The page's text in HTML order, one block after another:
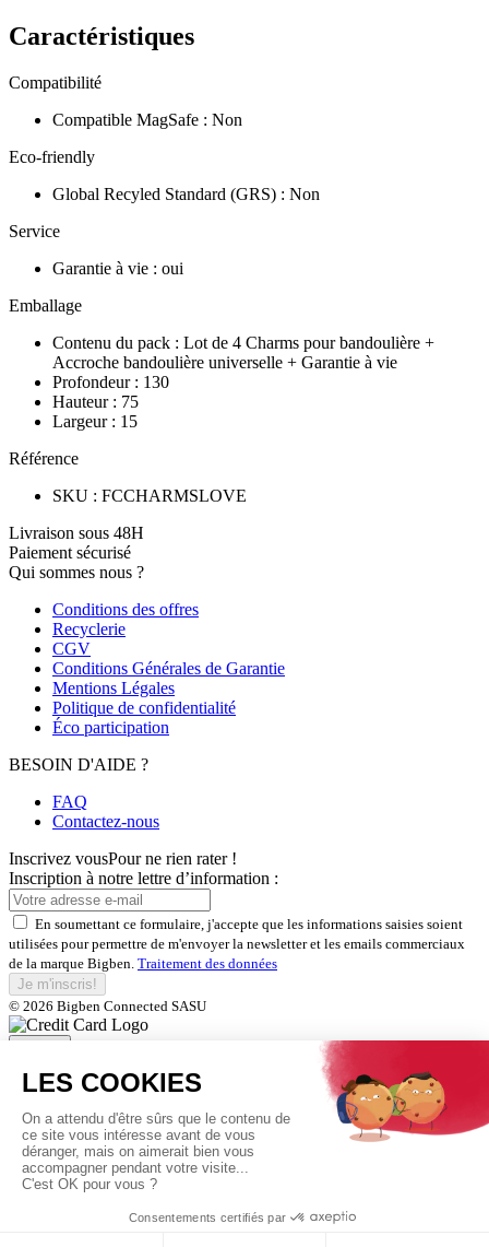
Caractéristiques
Compatibilité
Compatible MagSafe : Non
Eco-friendly
Global Recyled Standard (GRS) : Non
Service
Garantie à vie : oui
Emballage
Contenu du pack : Lot de 4 Charms pour bandoulière +
Accroche bandoulière universelle + Garantie à vie
Profondeur : 130
Hauteur : 75
Largeur : 15
Référence
SKU : FCCHARMSLOVE
Livraison sous 48H
Paiement sécurisé
Qui sommes nous ?
Conditions des offres
Recyclerie
CGV
Conditions Générales de Garantie
Mentions Légales
Politique de confidentialité
Éco participation
BESOIN D'AIDE ?
FAQ
Contactez-nous
Inscrivez vousPour ne rien rater !
Inscription à notre lettre d’information :
En soumettant ce formulaire, j'accepte que les informations saisies soient
utilisées pour permettre de m'envoyer la newsletter et les emails commerciaux
de la marque Bigben. Traitement des données
Je m'inscris!
© 2026 Bigben Connected SASU
Fermer
Inscrivez-vous et bénéficiez de
nos offres exclusives
En soumettant ce formulaire, j'accepte que les informations saisies soient
utilisées pour permettre de m'envoyer la newsletter et les emails commerciaux